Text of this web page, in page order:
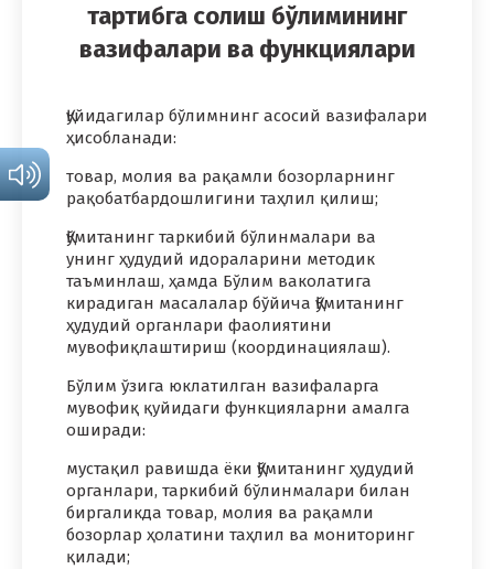
тартибга солиш бўлимининг
вазифалари ва функциялари
Қуйидагилар бўлимнинг асосий вазифалари
ҳисобланади:
товар, молия ва рақамли бозорларнинг
рақобатбардошлигини таҳлил қилиш;
Қўмитанинг таркибий бўлинмалари ва
унинг ҳудудий идораларини методик
таъминлаш, ҳамда Бўлим ваколатига
кирадиган масалалар бўйича Қўмитанинг
ҳудудий органлари фаолиятини
мувофиқлаштириш (координациялаш).
Бўлим ўзига юклатилган вазифаларга
мувофиқ қуйидаги функцияларни амалга
оширади:
мустақил равишда ёки Қўмитанинг ҳудудий
органлари, таркибий бўлинмалари билан
биргаликда товар, молия ва рақамли
бозорлар ҳолатини таҳлил ва мониторинг
қилади;